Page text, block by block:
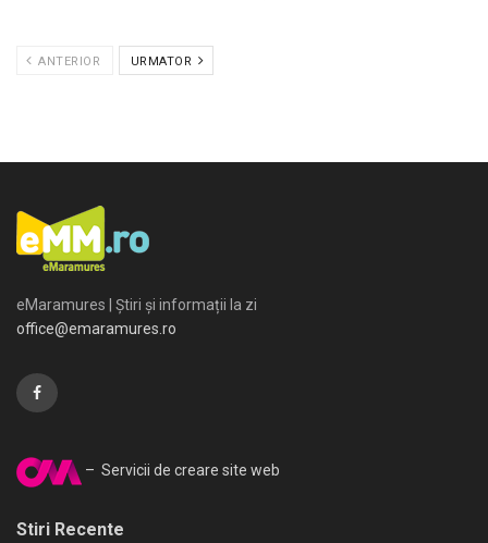
ANTERIOR URMATOR
eMaramures | Știri și informații la zi
office@emaramures.ro
– Servicii de creare site web
Stiri Recente